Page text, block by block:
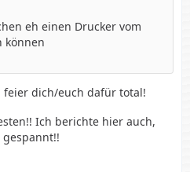
eh einen Drucker vom
können
feier dich/euch dafür total!
Ich berichte hier auch,